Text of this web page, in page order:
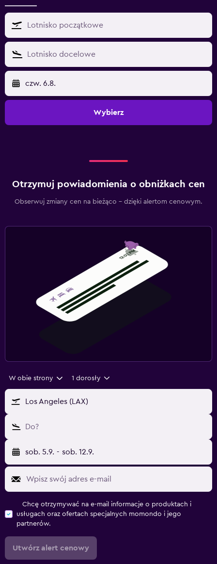
czw. 6.8.
Wybierz
Otrzymuj powiadomienia o obniżkach cen
Obserwuj zmiany cen na bieżąco – dzięki alertom cenowym.
W obie strony 1 dorosły
Los Angeles (LAX)
Do?
sob. 5.9. - sob. 12.9.
Chcę otrzymywać na e-mail informacje o produktach i
usługach oraz ofertach specjalnych momondo i jego
partnerów.
Utwórz alert cenowy